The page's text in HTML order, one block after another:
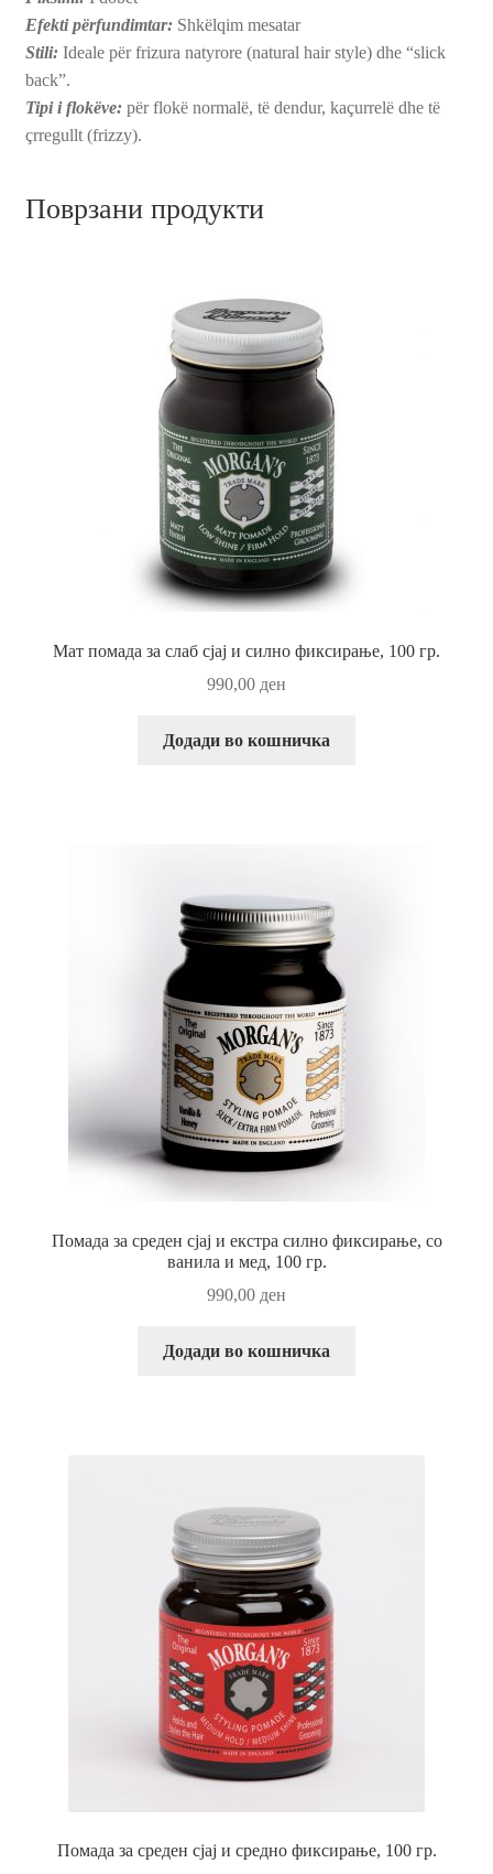
Efekti përfundimtar:Shkëlqim mesatar
Stili:Ideale për frizura natyrore (natural hair style) dhe “slick
back”.
Tipi i flokëve:për flokë normalë, të dendur, kaçurrelë dhe të
çrregullt (frizzy).
Поврзани продукти
Мат помада за слаб сјај и силно фиксирање, 100 гр.
990,00 ден
Додади во кошничка
Помада за среден сјај и екстра силно фиксирање, со
ванила и мед, 100 гр.
990,00 ден
Додади во кошничка
Помада за среден сјај и средно фиксирање, 100 гр.